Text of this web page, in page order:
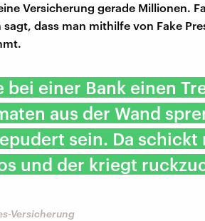
Versicherung gerade Millionen.
dass man mithilfe von Fake
bei einer Bank einen
aus der Wand
sein. Da schickt
und der kriegt
Versicherung